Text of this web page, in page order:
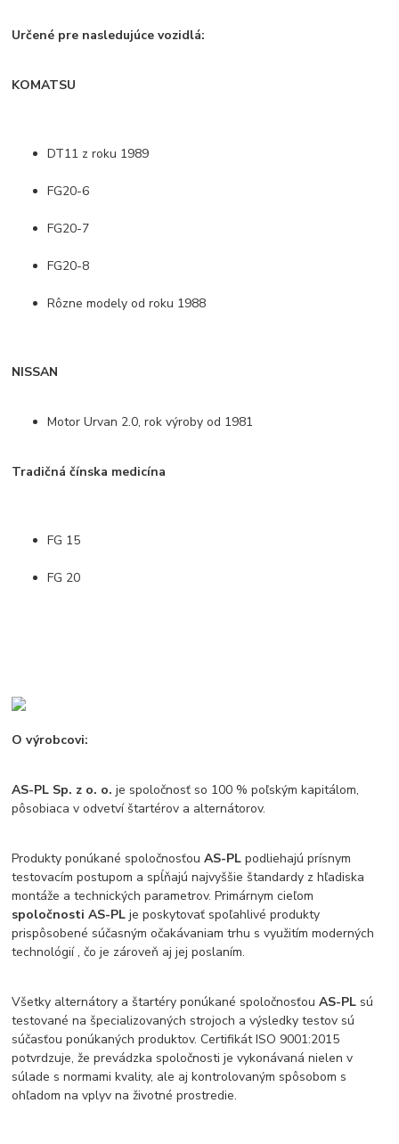
Určené pre nasledujúce vozidlá:
KOMATSU
DT11 z roku 1989
FG20-6
FG20-7
FG20-8
Rôzne modely od roku 1988
NISSAN
Motor Urvan 2.0, rok výroby od 1981
Tradičná čínska medicína
FG 15
FG 20
O výrobcovi:
AS-PL Sp. z o. o. je spoločnosť so 100 % poľským kapitálom,
pôsobiaca v odvetví štartérov a alternátorov.
Produkty ponúkané spoločnosťouAS-PL podliehajú prísnym
testovacím postupom a spĺňajú najvyššie štandardy z hľadiska
montáže a technických parametrov. Primárnym cieľom
spoločnosti AS-PL je poskytovať spoľahlivé produkty
prispôsobené súčasným očakávaniam trhu s využitím moderných
technológií , čo je zároveň aj jej poslaním.
Všetky alternátory a štartéry ponúkané spoločnosťouAS-PL sú
testované na špecializovaných strojoch a výsledky testov sú
súčasťou ponúkaných produktov. Certifikát ISO 9001:2015
potvrdzuje, že prevádzka spoločnosti je vykonávaná nielen v
súlade s normami kvality, ale aj kontrolovaným spôsobom s
ohľadom na vplyv na životné prostredie.